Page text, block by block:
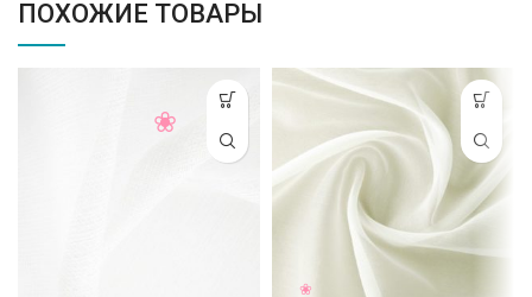
ПОХОЖИЕ ТОВАРЫ